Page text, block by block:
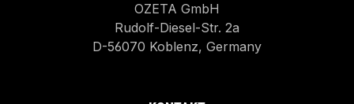
OZETA GmbH
Rudolf-Diesel-Str. 2a
D-56070 Koblenz, Germany